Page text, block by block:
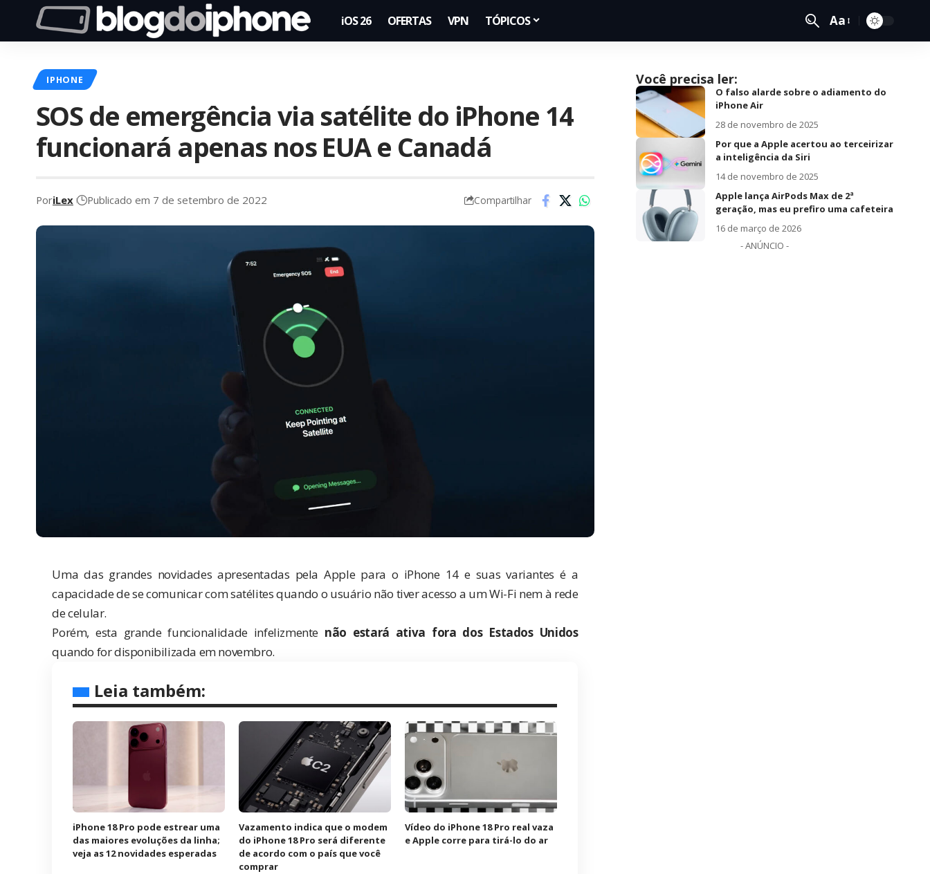
iOS 26 OFERTAS VPN TÓPICOS Aa
IPHONE
SOS de emergência via satélite do iPhone 14
funcionará apenas nos EUA e Canadá
PoriLex Publicado em 7 de setembro de 2022 Compartilhar
Uma das grandes novidades apresentadas pela Apple para o iPhone 14 e suas variantes é a
capacidade de se comunicar com satélites quando o usuário não tiver acesso a um Wi-Fi nem à rede
de celular.
Porém, esta grande funcionalidade infelizmente não estará ativa fora dos Estados Unidos
quando for disponibilizada em novembro.
Leia também:
iPhone 18 Pro pode estrear uma
das maiores evoluções da linha;
veja as 12 novidades esperadas
Vazamento indica que o modem
do iPhone 18 Pro será diferente
de acordo com o país que você
comprar
Vídeo do iPhone 18 Pro real vaza
e Apple corre para tirá-lo do ar
Você precisa ler:
O falso alarde sobre o adiamento do
iPhone Air
28 de novembro de 2025
Por que a Apple acertou ao terceirizar
a inteligência da Siri
14 de novembro de 2025
Apple lança AirPods Max de 2ª
geração, mas eu prefiro uma cafeteira
16 de março de 2026
- ANÚNCIO -